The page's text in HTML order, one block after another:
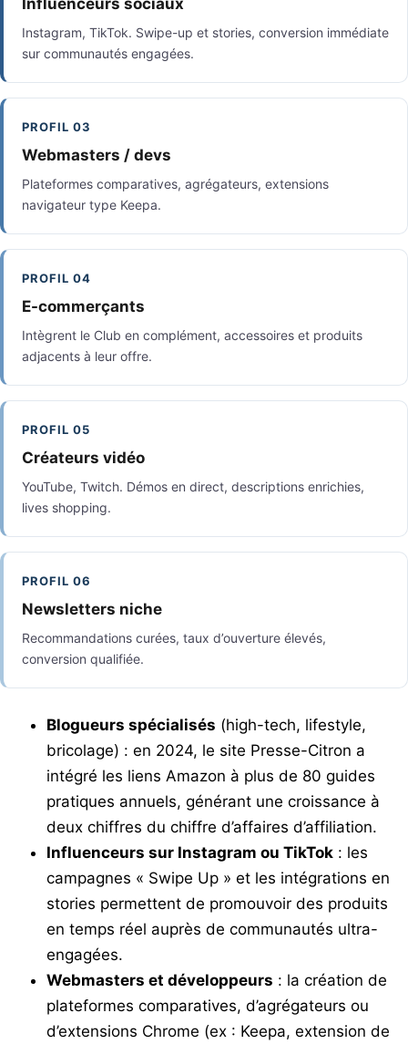
Instagram, TikTok. Swipe-up et stories, conversion immédiate
sur communautés engagées.
PROFIL 03
Webmasters / devs
Plateformes comparatives, agrégateurs, extensions
navigateur type Keepa.
PROFIL 04
E-commerçants
Intègrent le Club en complément, accessoires et produits
adjacents à leur offre.
PROFIL 05
Créateurs vidéo
YouTube, Twitch. Démos en direct, descriptions enrichies,
lives shopping.
PROFIL 06
Newsletters niche
Recommandations curées, taux d’ouverture élevés,
conversion qualifiée.
Blogueurs spécialisés (high-tech, lifestyle,
bricolage) : en 2024, le site Presse-Citron a
intégré les liens Amazon à plus de 80 guides
pratiques annuels, générant une croissance à
deux chiffres du chiffre d’affaires d’affiliation.
Influenceurs sur Instagram ou TikTok : les
campagnes « Swipe Up » et les intégrations en
stories permettent de promouvoir des produits
en temps réel auprès de communautés ultra-
engagées.
Webmasters et développeurs : la création de
plateformes comparatives, d’agrégateurs ou
d’extensions Chrome (ex : Keepa, extension de